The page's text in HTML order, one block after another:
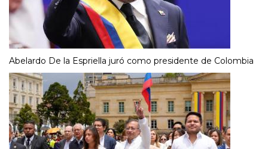
Abelardo De la Espriella juró como presidente de Colombia